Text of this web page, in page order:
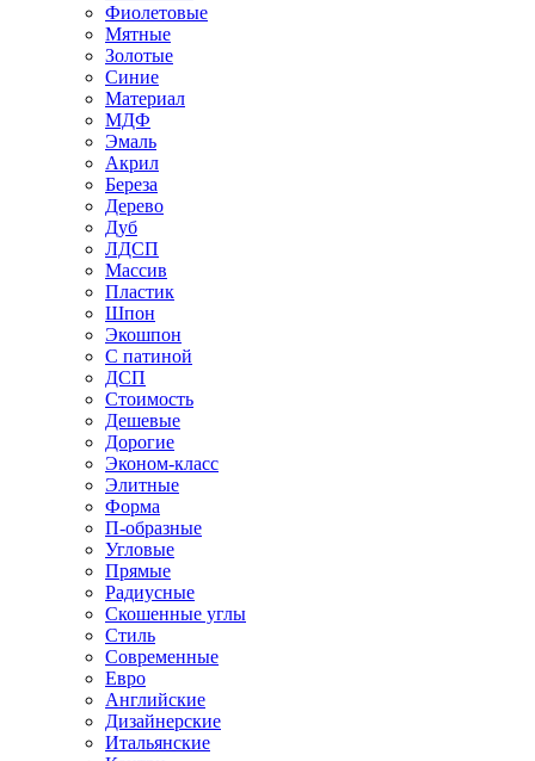
Фиолетовые
Мятные
Золотые
Синие
Материал
МДФ
Эмаль
Акрил
Береза
Дерево
Дуб
ЛДСП
Массив
Пластик
Шпон
Экошпон
С патиной
ДСП
Стоимость
Дешевые
Дорогие
Эконом-класс
Элитные
Форма
П-образные
Угловые
Прямые
Радиусные
Скошенные углы
Стиль
Современные
Евро
Английские
Дизайнерские
Итальянские